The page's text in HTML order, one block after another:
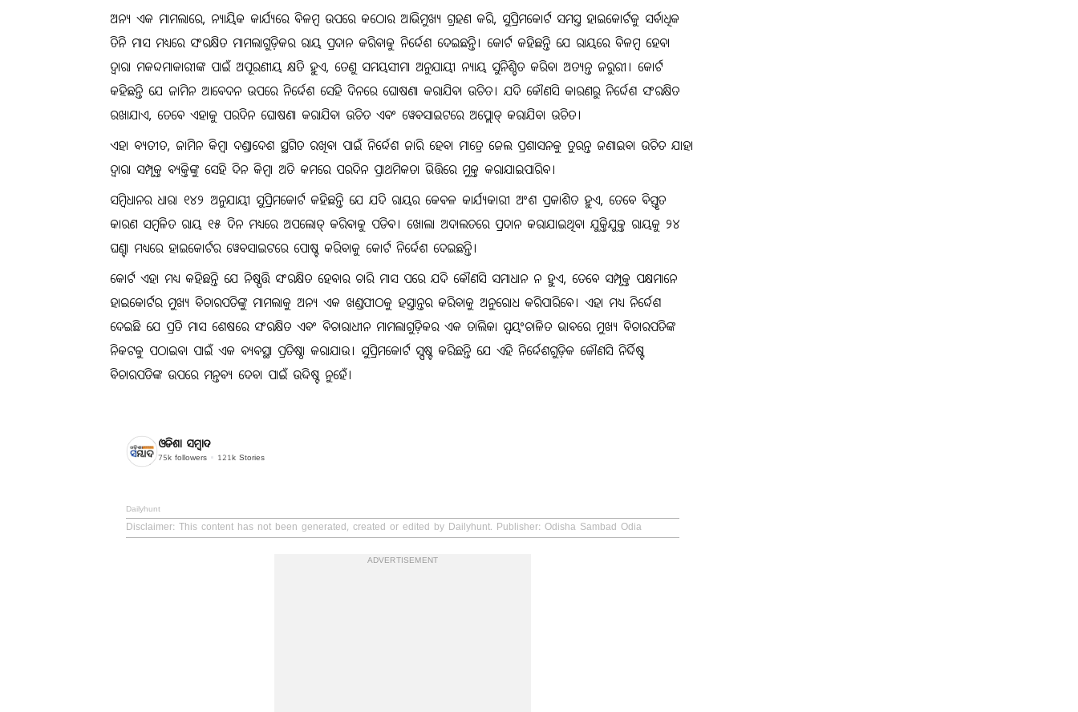
ଅନ୍ୟ ଏକ ମାମଲାରେ, ନ୍ୟାୟିକ କାର୍ଯ୍ୟରେ ବିଳମ୍ବ ଉପରେ କଠୋର ଆଭିମୁଖ୍ୟ ଗ୍ରହଣ କରି, ସୁପ୍ରିମକୋର୍ଟ ସମସ୍ତ ହାଇକୋର୍ଟକୁ ସର୍ବାଧିକ
ତିନି ମାସ ମଧ୍ୟରେ ସଂରକ୍ଷିତ ମାମଲାଗୁଡ଼ିକର ରାୟ ପ୍ରଦାନ କରିବାକୁ ନିର୍ଦ୍ଦେଶ ଦେଇଛନ୍ତି। କୋର୍ଟ କହିଛନ୍ତି ଯେ ରାୟରେ ବିଳମ୍ବ ହେବା
ଦ୍ୱାରା ମକଦ୍ଦମାକାରୀଙ୍କ ପାଇଁ ଅପୂରଣୀୟ କ୍ଷତି ହୁଏ, ତେଣୁ ସମୟସୀମା ଅନୁଯାୟୀ ନ୍ୟାୟ ସୁନିଶ୍ଚିତ କରିବା ଅତ୍ୟନ୍ତ ଜରୁରୀ। କୋର୍ଟ
କହିଛନ୍ତି ଯେ ଜାମିନ ଆବେଦନ ଉପରେ ନିର୍ଦ୍ଦେଶ ସେହି ଦିନରେ ଘୋଷଣା କରାଯିବା ଉଚିତ। ଯଦି କୌଣସି କାରଣରୁ ନିର୍ଦ୍ଦେଶ ସଂରକ୍ଷିତ
ରଖାଯାଏ, ତେବେ ଏହାକୁ ପରଦିନ ଘୋଷଣା କରାଯିବା ଉଚିତ ଏବଂ ୱେବସାଇଟରେ ଅପ୍ଲୋଡ୍ କରାଯିବା ଉଚିତ।
ଏହା ବ୍ୟତୀତ, ଜାମିନ କିମ୍ବା ଦଣ୍ଡାଦେଶ ସ୍ଥଗିତ ରଖିବା ପାଇଁ ନିର୍ଦ୍ଦେଶ ଜାରି ହେବା ମାତ୍ରେ ଜେଲ ପ୍ରଶାସନକୁ ତୁରନ୍ତ ଜଣାଇବା ଉଚିତ ଯାହା
ଦ୍ୱାରା ସମ୍ପୃକ୍ତ ବ୍ୟକ୍ତିଙ୍କୁ ସେହି ଦିନ କିମ୍ବା ଅତି କମରେ ପରଦିନ ପ୍ରାଥମିକତା ଭିତ୍ତିରେ ମୁକ୍ତ କରାଯାଇପାରିବ।
ସମ୍ବିଧାନର ଧାରା ୧୪୨ ଅନୁଯାୟୀ ସୁପ୍ରିମକୋର୍ଟ କହିଛନ୍ତି ଯେ ଯଦି ରାୟର କେବଳ କାର୍ଯ୍ୟକାରୀ ଅଂଶ ପ୍ରକାଶିତ ହୁଏ, ତେବେ ବିସ୍ତୃତ
କାରଣ ସମ୍ବଳିତ ରାୟ ୧୫ ଦିନ ମଧ୍ୟରେ ଅପଲୋଡ୍ କରିବାକୁ ପଡିବ। ଖୋଲା ଅଦାଲତରେ ପ୍ରଦାନ କରାଯାଇଥିବା ଯୁକ୍ତିଯୁକ୍ତ ରାୟକୁ ୨୪
ଘଣ୍ଟା ମଧ୍ୟରେ ହାଇକୋର୍ଟର ୱେବସାଇଟରେ ପୋଷ୍ଟ କରିବାକୁ କୋର୍ଟ ନିର୍ଦ୍ଦେଶ ଦେଇଛନ୍ତି।
କୋର୍ଟ ଏହା ମଧ୍ୟ କହିଛନ୍ତି ଯେ ନିଷ୍ପତ୍ତି ସଂରକ୍ଷିତ ହେବାର ଚାରି ମାସ ପରେ ଯଦି କୌଣସି ସମାଧାନ ନ ହୁଏ, ତେବେ ସମ୍ପୃକ୍ତ ପକ୍ଷମାନେ
ହାଇକୋର୍ଟର ମୁଖ୍ୟ ବିଚାରପତିଙ୍କୁ ମାମଲାକୁ ଅନ୍ୟ ଏକ ଖଣ୍ଡପୀଠକୁ ହସ୍ତାନ୍ତର କରିବାକୁ ଅନୁରୋଧ କରିପାରିବେ। ଏହା ମଧ୍ୟ ନିର୍ଦ୍ଦେଶ
ଦେଇଛି ଯେ ପ୍ରତି ମାସ ଶେଷରେ ସଂରକ୍ଷିତ ଏବଂ ବିଚାରାଧୀନ ମାମଲାଗୁଡ଼ିକର ଏକ ତାଲିକା ସ୍ୱୟଂଚାଳିତ ଭାବରେ ମୁଖ୍ୟ ବିଚାରପତିଙ୍କ
ନିକଟକୁ ପଠାଇବା ପାଇଁ ଏକ ବ୍ୟବସ୍ଥା ପ୍ରତିଷ୍ଠା କରାଯାଉ। ସୁପ୍ରିମକୋର୍ଟ ସ୍ପଷ୍ଟ କରିଛନ୍ତି ଯେ ଏହି ନିର୍ଦ୍ଦେଶଗୁଡ଼ିକ କୌଣସି ନିର୍ଦ୍ଦିଷ୍ଟ
ବିଚାରପତିଙ୍କ ଉପରେ ମନ୍ତବ୍ୟ ଦେବା ପାଇଁ ଉଦ୍ଦିଷ୍ଟ ନୁହେଁ।
ଓଡିଶା ସମ୍ବାଦ
75k followers 121k Stories
Dailyhunt
Disclaimer: This content has not been generated, created or edited by Dailyhunt. Publisher: Odisha Sambad Odia
ADVERTISEMENT